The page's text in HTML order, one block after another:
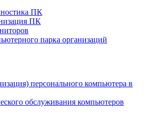
ПК
ПК
парка организаций
персонального компьютера в
обслуживания компьютеров